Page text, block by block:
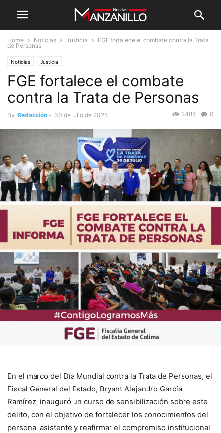
Home Noticias Justicia
FGE fortalece el combate contra la Trata
de Personas
Noticias Justicia
FGE fortalece el combate
contra la Trata de Personas
By Redacción - 30 de julio de 2025 0
2484
En el marco del Día Mundial contra la Trata de Personas, el
Fiscal General del Estado, Bryant Alejandro García
Ramírez, inauguró un curso de sensibilización sobre este
delito, con el objetivo de fortalecer los conocimientos del
personal asistente y reafirmar el compromiso institucional